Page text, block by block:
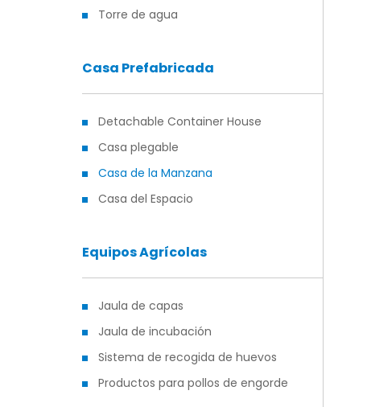
Torre de agua
Casa Prefabricada
Detachable Container House
Casa plegable
Casa de la Manzana
Casa del Espacio
Equipos Agrícolas
Jaula de capas
Jaula de incubación
Sistema de recogida de huevos
Productos para pollos de engorde